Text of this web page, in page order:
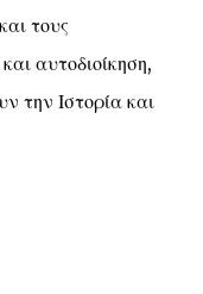
τους
αυτοδιοίκηση,
την Ιστορία και